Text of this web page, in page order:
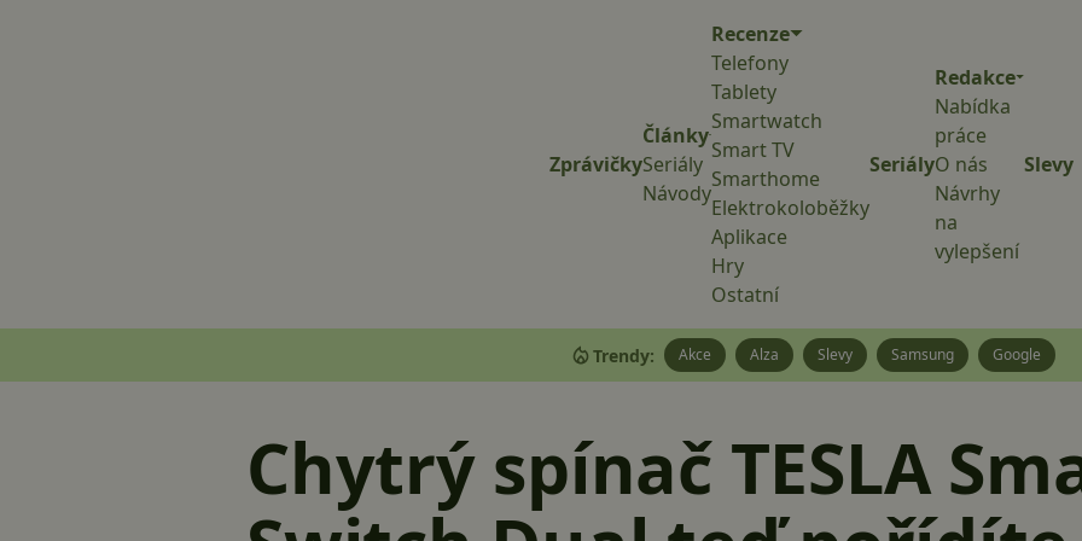
Zprávičky
Články
Seriály
Návody
Recenze
Telefony
Tablety
Smartwatch
Smart TV
Smarthome
Elektrokoloběžky
Aplikace
Hry
Ostatní
Seriály
Redakce
Nabídka
práce
O nás
Návrhy
na
vylepšení
Slevy
Trendy: Akce Alza Slevy Samsung Google
Chytrý spínač TESLA